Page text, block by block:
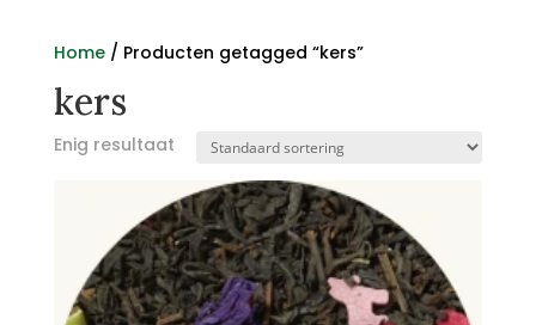
Home/ Producten getagged “kers”
kers
Enig resultaat